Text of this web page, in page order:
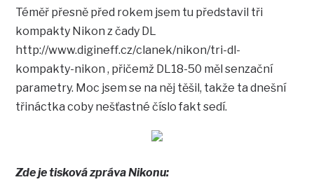
Téměř přesně před rokem jsem tu představil tři
kompakty Nikon z čady DL
http://www.digineff.cz/clanek/nikon/tri-dl-
kompakty-nikon , přičemž DL18-50 měl senzační
parametry. Moc jsem se na něj těšil, takže ta dnešní
třináctka coby nešťastné číslo fakt sedí.
Zde je tisková zpráva Nikonu: